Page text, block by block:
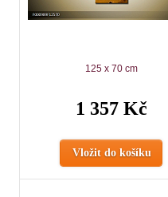
125 x 70 cm
1 357 Kč
Vložit do košíku